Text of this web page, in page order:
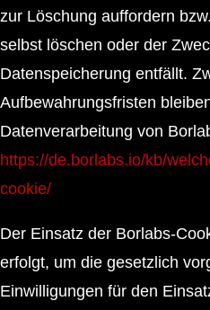
zur Löschung auffordern
selbst löschen oder der
Datenspeicherung entfällt.
Aufbewahrungsfristen
Datenverarbeitung von
https://de.borlabs.io/kb/
cookie/
Der Einsatz der Borlabs-
erfolgt, um die gesetzlich
Einwilligungen für den